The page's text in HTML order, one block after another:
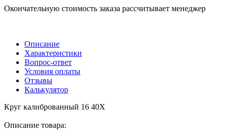
Окончательную стоимость заказа рассчитывает менеджер
Описание
Характеристики
Вопрос-ответ
Условия оплаты
Отзывы
Калькулятор
Круг калиброванный 16 40Х
Описание товара: